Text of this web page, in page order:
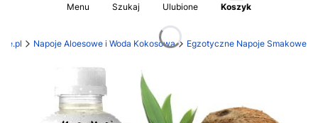
Menu Szukaj Ulubione Koszyk
Napoje Aloesowe i Woda Kokosowa Egzotyczne Napoje Smakowe